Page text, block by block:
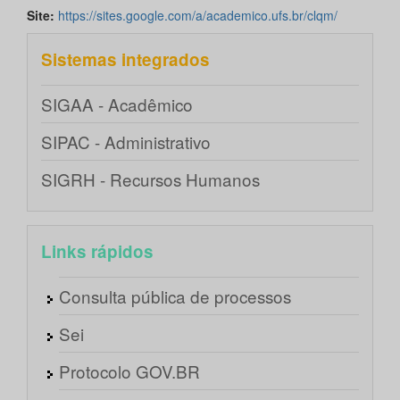
Site: https://sites.google.com/a/academico.ufs.br/clqm/
Sistemas integrados
SIGAA - Acadêmico
SIPAC - Administrativo
SIGRH - Recursos Humanos
Links rápidos
Consulta pública de processos
Sei
Protocolo GOV.BR